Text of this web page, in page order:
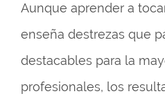
Aunque aprender a
enseña destrezas que
destacables para la
profesionales, los